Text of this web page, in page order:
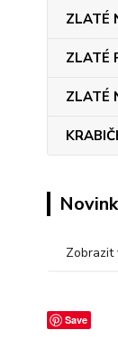
ZLATÉ
ZLATÉ
ZLATÉ
Zobrazit
Save